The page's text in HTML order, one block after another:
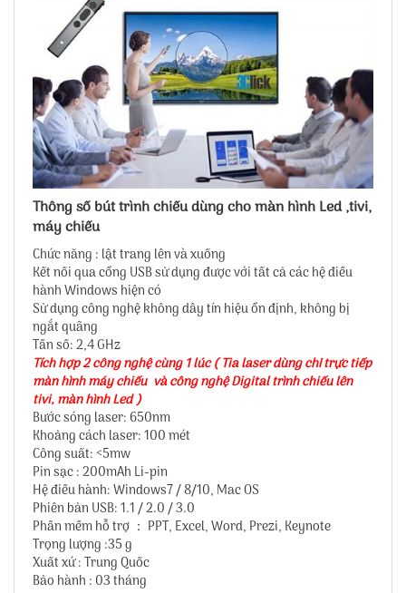
Thông số bút trình chiếu dùng cho màn hình Led ,tivi,
máy chiếu
Chức năng : lật trang lên và xuống
Kết nối qua cổng USB sử dụng được với tất cả các hệ điều
hành Windows hiện có
Sử dụng công nghệ không dây tín hiệu ổn định, không bị
ngắt quãng
Tần số: 2,4 GHz
Tích hợp 2 công nghệ cùng 1 lúc ( Tia laser dùng chỉ trực tiếp
màn hình máy chiếu và công nghệ Digital trình chiếu lên
tivi, màn hình Led )
Bước sóng laser: 650nm
Khoảng cách laser: 100 mét
Công suất: <5mw
Pin sạc : 200mAh Li-pin
Hệ điều hành: Windows7 / 8/10, Mac OS
Phiên bản USB: 1.1 / 2.0 / 3.0
Phần mềm hỗ trợ ： PPT, Excel, Word, Prezi, Keynote
Trọng lượng :35 g
Xuất xứ : Trung Quốc
Bảo hành : 03 tháng